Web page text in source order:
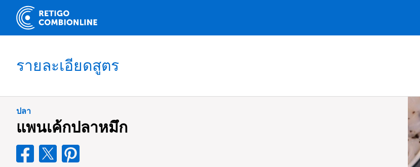
รายละเอียดสูตร
ปลา
แพนเค้กปลาหมึก